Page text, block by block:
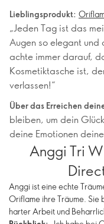
Lieblingsprodukt:
„Jeden Tag ist das
Augen so elegant und
achte immer darauf,
Kosmetiktasche ist,
verlassen!“
Über das Erreichen
bleiben, um dein
deine Emotionen
Anggi Tri
Anggi ist eine echte
Oriflame ihre Träume. Sie
harter Arbeit und